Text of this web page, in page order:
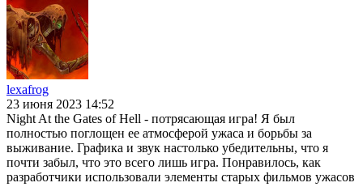
lexafrog
23 июня 2023 14:52
Night At the Gates of Hell - потрясающая игра! Я был
полностью поглощен ее атмосферой ужаса и борьбы за
выживание. Графика и звук настолько убедительны, что я
почти забыл, что это всего лишь игра. Понравилось, как
разработчики использовали элементы старых фильмов ужасов